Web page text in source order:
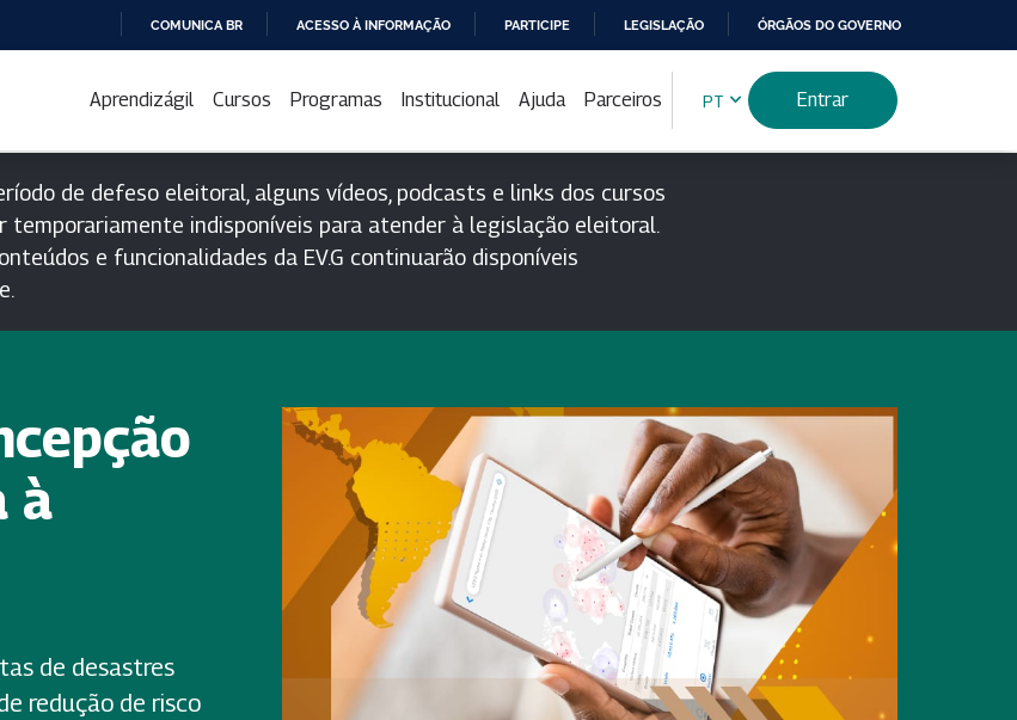
PARA
CONTEÚDO
COMUNICA BR ACESSO À INFORMAÇÃO PARTICIPE LEGISLAÇÃO ÓRGÃOS DO GOVERNO
Aprendizágil Cursos Programas Institucional Ajuda Parceiros PT Entrar
de defeso eleitoral, alguns vídeos, podcasts e links dos cursos
temporariamente indisponíveis para atender à legislação eleitoral.
e funcionalidades da EV.G continuarão disponíveis
à
de desastres
redução de risco